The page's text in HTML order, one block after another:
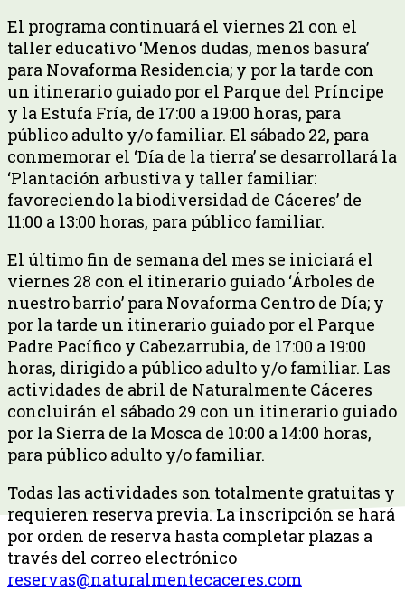
El programa continuará el viernes 21 con el
taller educativo ‘Menos dudas, menos basura’
para Novaforma Residencia; y por la tarde con
un itinerario guiado por el Parque del Príncipe
y la Estufa Fría, de 17:00 a 19:00 horas, para
público adulto y/o familiar. El sábado 22, para
conmemorar el ‘Día de la tierra’ se desarrollará la
‘Plantación arbustiva y taller familiar:
favoreciendo la biodiversidad de Cáceres’ de
11:00 a 13:00 horas, para público familiar.
El último fin de semana del mes se iniciará el
viernes 28 con el itinerario guiado ‘Árboles de
nuestro barrio’ para Novaforma Centro de Día; y
por la tarde un itinerario guiado por el Parque
Padre Pacífico y Cabezarrubia, de 17:00 a 19:00
horas, dirigido a público adulto y/o familiar. Las
actividades de abril de Naturalmente Cáceres
concluirán el sábado 29 con un itinerario guiado
por la Sierra de la Mosca de 10:00 a 14:00 horas,
para público adulto y/o familiar.
Todas las actividades son totalmente gratuitas y
requieren reserva previa. La inscripción se hará
por orden de reserva hasta completar plazas a
través del correo electrónico
reservas@naturalmentecaceres.com